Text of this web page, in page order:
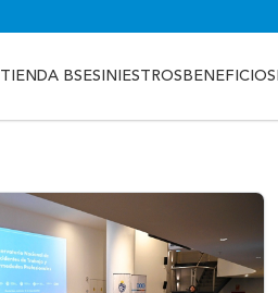
TIENDA BSESINIESTROS BENEFICIOS